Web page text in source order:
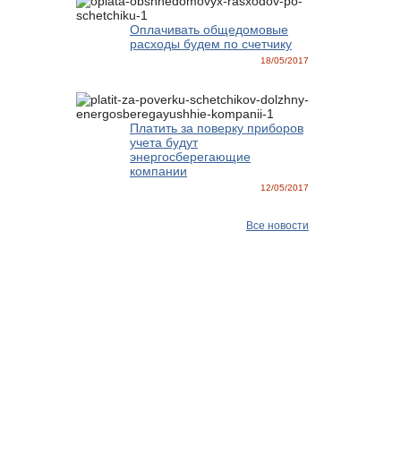
Оплачивать общедомовые
расходы будем по счетчику
18/05/2017
Платить за поверку приборов
учета будут
энергосберегающие
компании
12/05/2017
Все новости